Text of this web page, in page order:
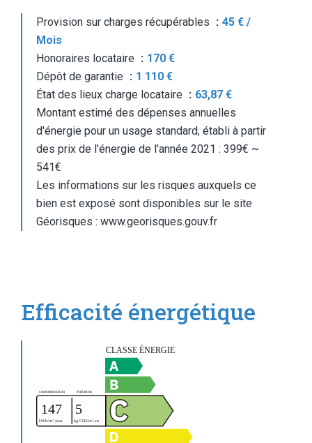
Provision sur charges récupérables
45 € /
Mois
Honoraires locataire
170 €
Dépôt de garantie
1 110 €
État des lieux charge locataire
63,87 €
Montant estimé des dépenses annuelles
d'énergie pour un usage standard, établi à partir
des prix de l'énergie de l'année 2021 : 399€ ~
541€
Les informations sur les risques auxquels ce
bien est exposé sont disponibles sur le site
Géorisques : www.georisques.gouv.fr
Efficacité énergétique